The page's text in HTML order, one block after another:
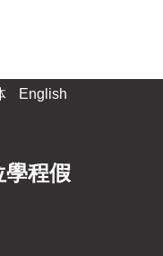
English
學程假